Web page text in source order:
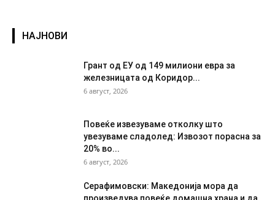
НАЈНОВИ
Грант од ЕУ од 149 милиони евра за
железницата од Коридор...
6 август, 2026
Повеќе извезуваме отколку што
увезуваме сладолед: Извозот порасна за
20% во...
6 август, 2026
Серафимовски: Македонија мора да
произведува повеќе домашна храна и да